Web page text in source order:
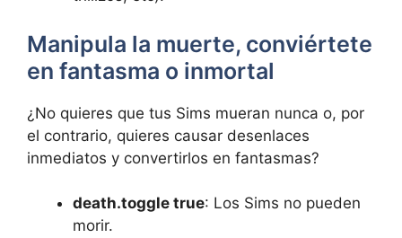
Manipula la muerte, conviértete
en fantasma o inmortal
¿No quieres que tus Sims mueran nunca o, por
el contrario, quieres causar desenlaces
inmediatos y convertirlos en fantasmas?
death.toggle true: Los Sims no pueden
morir.